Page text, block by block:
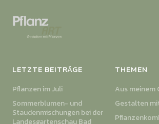
LETZTE BEITRÄGE
Pflanzen im Juli
Sommerblumen- und
Staudenmischungen bei der
Landesgartenschau Bad
THEMEN
Aus meinem
Gestalten